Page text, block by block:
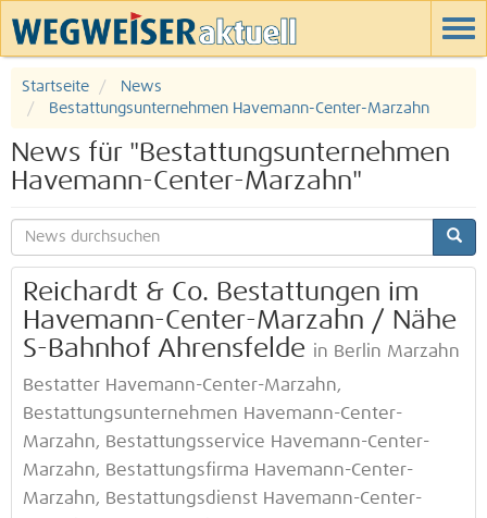
Startseite
News
Bestattungsunternehmen Havemann-Center-Marzahn
News für "Bestattungsunternehmen
Havemann-Center-Marzahn"
Reichardt & Co. Bestattungen im
Havemann-Center-Marzahn / Nähe
S-Bahnhof Ahrensfelde in Berlin Marzahn
Bestatter Havemann-Center-Marzahn,
Bestattungsunternehmen Havemann-Center-
Marzahn, Bestattungsservice Havemann-Center-
Marzahn, Bestattungsfirma Havemann-Center-
Marzahn, Bestattungsdienst Havemann-Center-